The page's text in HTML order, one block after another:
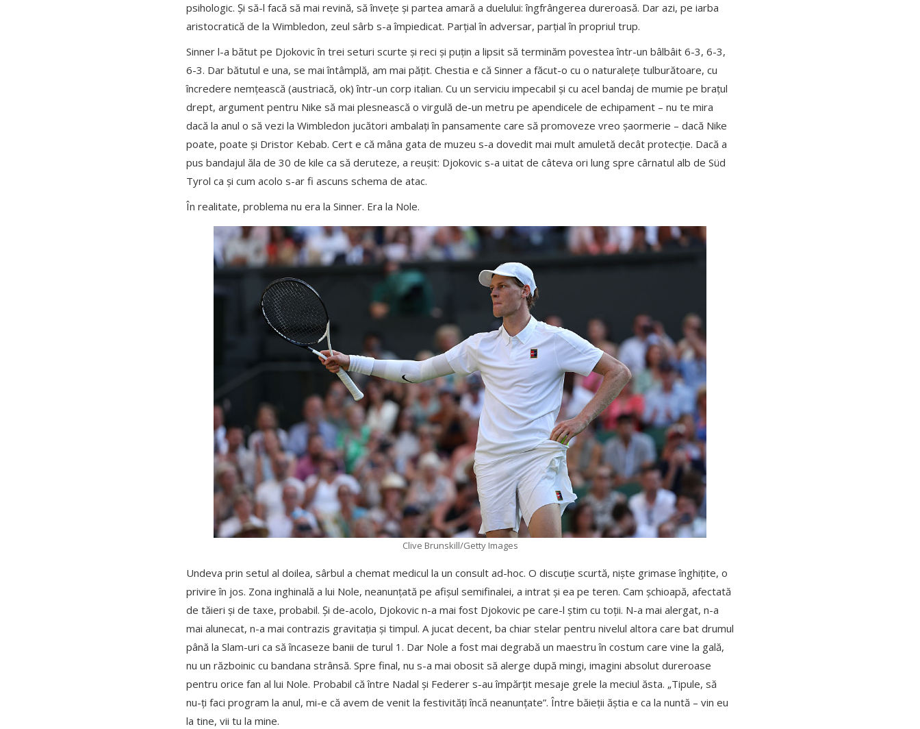
psihologic. Și să-l facă să mai revină, să învețe și partea amară a duelului: îngfrângerea dureroasă. Dar azi, pe iarba
aristocratică de la Wimbledon, zeul sârb s-a împiedicat. Parțial în adversar, parțial în propriul trup.
Sinner l-a bătut pe Djokovic în trei seturi scurte și reci și puțin a lipsit să terminăm povestea într-un bâlbâit 6-3, 6-3,
6-3. Dar bătutul e una, se mai întâmplă, am mai pățit. Chestia e că Sinner a făcut-o cu o naturalețe tulburătoare, cu
încredere nemțească (austriacă, ok) într-un corp italian. Cu un serviciu impecabil și cu acel bandaj de mumie pe brațul
drept, argument pentru Nike să mai plesnească o virgulă de-un metru pe apendicele de echipament – nu te mira
dacă la anul o să vezi la Wimbledon jucători ambalați în pansamente care să promoveze vreo șaormerie – dacă Nike
poate, poate și Dristor Kebab. Cert e că mâna gata de muzeu s-a dovedit mai mult amuletă decât protecție. Dacă a
pus bandajul ăla de 30 de kile ca să deruteze, a reușit: Djokovic s-a uitat de câteva ori lung spre cârnatul alb de Süd
Tyrol ca și cum acolo s-ar fi ascuns schema de atac.
În realitate, problema nu era la Sinner. Era la Nole.
Clive Brunskill/Getty Images
Undeva prin setul al doilea, sârbul a chemat medicul la un consult ad-hoc. O discuție scurtă, niște grimase înghițite, o
privire în jos. Zona inghinală a lui Nole, neanunțată pe afișul semifinalei, a intrat și ea pe teren. Cam șchioapă, afectată
de tăieri și de taxe, probabil. Și de-acolo, Djokovic n-a mai fost Djokovic pe care-l știm cu toții. N-a mai alergat, n-a
mai alunecat, n-a mai contrazis gravitația și timpul. A jucat decent, ba chiar stelar pentru nivelul altora care bat drumul
până la Slam-uri ca să încaseze banii de turul 1. Dar Nole a fost mai degrabă un maestru în costum care vine la gală,
nu un războinic cu bandana strânsă. Spre final, nu s-a mai obosit să alerge după mingi, imagini absolut dureroase
pentru orice fan al lui Nole. Probabil că între Nadal și Federer s-au împărțit mesaje grele la meciul ăsta. „Tipule, să
nu-ți faci program la anul, mi-e că avem de venit la festivități încă neanunțate”. Între băieții ăștia e ca la nuntă – vin eu
la tine, vii tu la mine.